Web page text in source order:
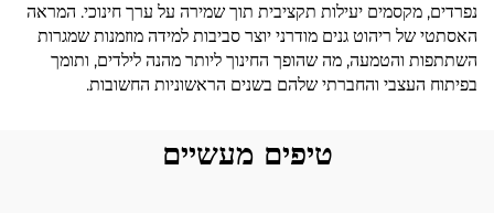
נפרדים, מקסמים יעילות תקציבית תוך שמירה על ערך חינוכי. המראה
האסתטי של ריהוט גנים מודרני יוצר סביבות למידה מוזמנות שמגרות
השתתפות והטמעה, מה שהופך החינוך ליותר מהנה לילדים, ותומך
בפיתוח העצבי והחברתי שלהם בשנים הראשוניות החשובות.
טיפים מעשיים